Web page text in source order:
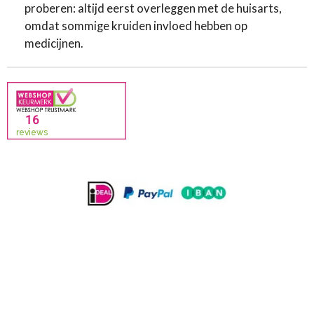
proberen: altijd eerst overleggen met de huisarts,
omdat sommige kruiden invloed hebben op
medicijnen.